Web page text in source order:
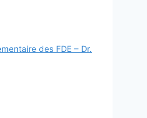
des FDE – Dr.